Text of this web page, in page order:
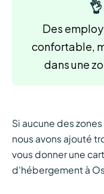
Des
confortable,
dans une
Si aucune des
nous avons ajouté
vous donner une
d'hébergement à